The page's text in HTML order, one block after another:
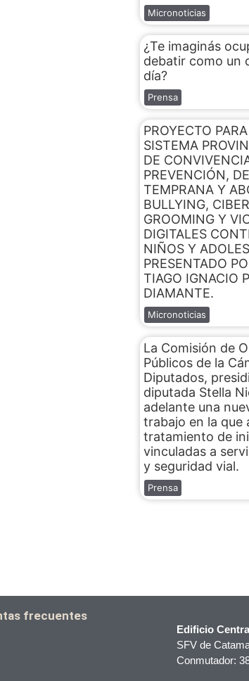
Micronoticias
¿Te imaginás
debatir como un
día?
Prensa
PROYECTO
SISTEMA
DE
PREVENCIÓN,
TEMPRANA Y
BULLYING,
GROOMING Y
DIGITALES
NIÑOS Y
PRESENTADO
TIAGO IGNACIO
DIAMANTE.
Micronoticias
La Comisión de
Públicos de la
Diputados,
diputada Stella
adelante una
trabajo en la que
tratamiento de
vinculadas a
y seguridad vial.
Prensa
frecuentes
Edificio
SFV de
Conmutador: